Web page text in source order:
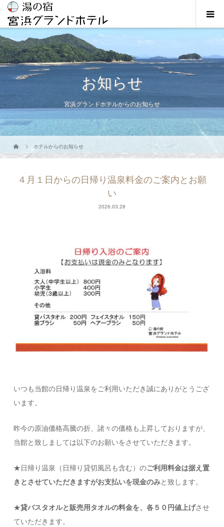
お知らせ
宮浜グランドホテルからのお知らせ
ホテルからのお知らせ
４月１日からの日帰り温泉料金のご案内とお願
い
2026.03.28
いつも当館の日帰り温泉をご利用いただき誠にありがとうござ
います。
昨今の原油価格高騰の折、諸々の価格も上昇しておりますが、
当館と致しましては以下のお願いをさせていただきます。
★日帰り温泉（日帰り貸切風呂も含む）のご利用料金は据え置
きとさせていただきますがお支払いを現金のみと致します。
★貸バスタオルと販売用タオルの料金を、各５０円値上げさせ
ていただきます。